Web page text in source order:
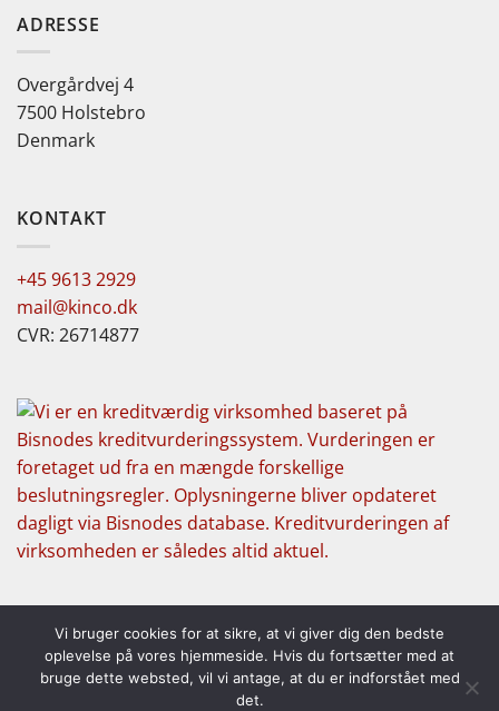
vælges
ADRESSE
Overgårdvej 4
7500 Holstebro
Denmark
KONTAKT
+45 9613 2929
mail@kinco.dk
CVR: 26714877
Copyright 2026 ©Kinco Corp. ApS
Vi bruger cookies for at sikre, at vi giver dig den bedste
oplevelse på vores hjemmeside. Hvis du fortsætter med at
bruge dette websted, vil vi antage, at du er indforstået med
det.